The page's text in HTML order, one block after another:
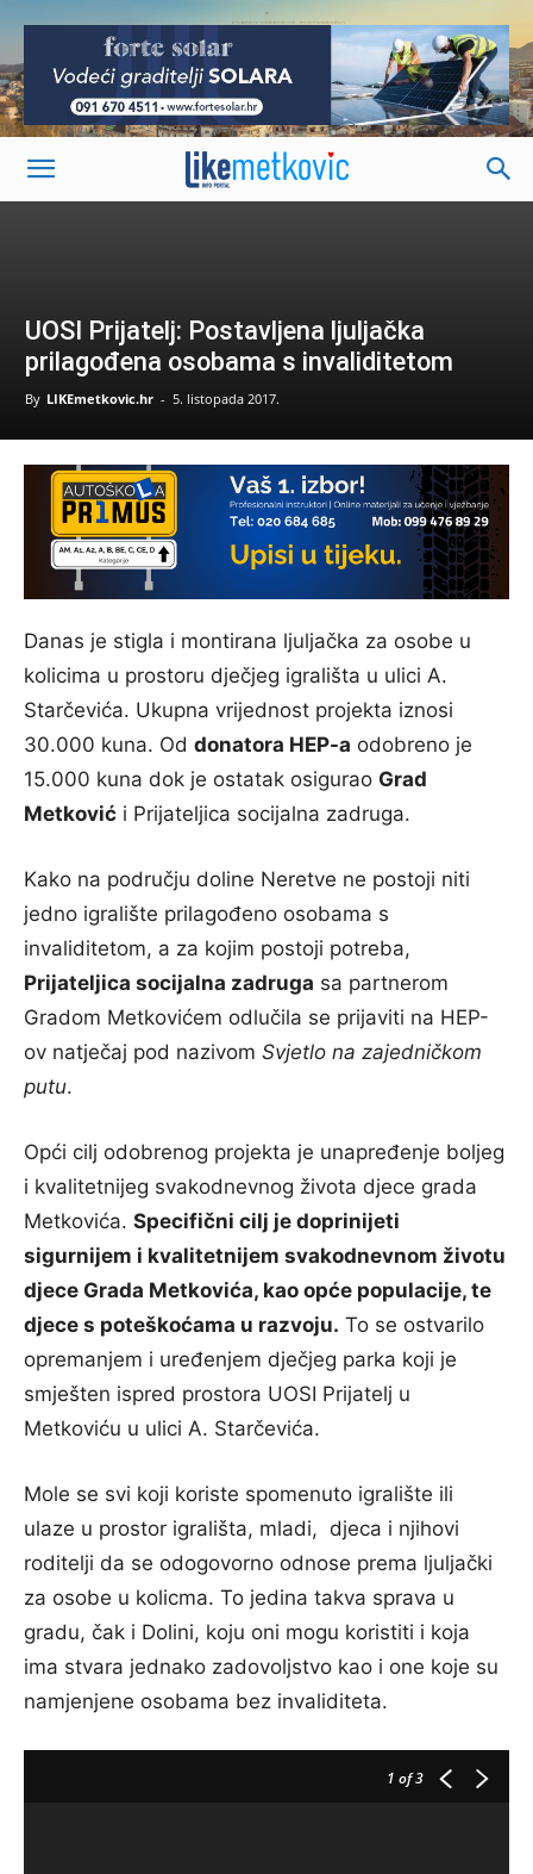
-
UOSI Prijatelj: Postavljena ljuljačka
prilagođena osobama s invaliditetom
By LIKEmetkovic.hr - 5. listopada 2017.
Danas je stigla i montirana ljuljačka za osobe u
kolicima u prostoru dječjeg igrališta u ulici A.
Starčevića. Ukupna vrijednost projekta iznosi
30.000 kuna. Od donatora HEP-a odobreno je
15.000 kuna dok je ostatak osigurao Grad
Metković i Prijateljica socijalna zadruga.
Kako na području doline Neretve ne postoji niti
jedno igralište prilagođeno osobama s
invaliditetom, a za kojim postoji potreba,
Prijateljica socijalna zadruga sa partnerom
Gradom Metkovićem odlučila se prijaviti na HEP-
ov natječaj pod nazivom Svjetlo na zajedničkom
putu.
Opći cilj odobrenog projekta je unapređenje boljeg
i kvalitetnijeg svakodnevnog života djece grada
Metkovića. Specifični cilj je doprinijeti
sigurnijem i kvalitetnijem svakodnevnom životu
djece Grada Metkovića, kao opće populacije, te
djece s poteškoćama u razvoju. To se ostvarilo
opremanjem i uređenjem dječjeg parka koji je
smješten ispred prostora UOSI Prijatelj u
Metkoviću u ulici A. Starčevića.
Mole se svi koji koriste spomenuto igralište ili
ulaze u prostor igrališta, mladi, djeca i njihovi
roditelji da se odogovorno odnose prema ljuljački
za osobe u kolicma. To jedina takva sprava u
gradu, čak i Dolini, koju oni mogu koristiti i koja
ima stvara jednako zadovoljstvo kao i one koje su
namjenjene osobama bez invaliditeta.
1 of 3